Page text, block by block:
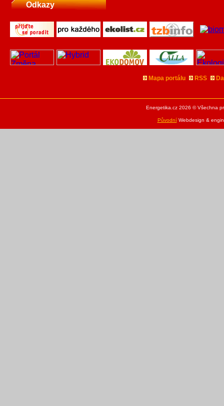
Odkazy
Mapa portálu RSS
Energetika.cz 2026 © Všechna
PůvodníWebdesign &